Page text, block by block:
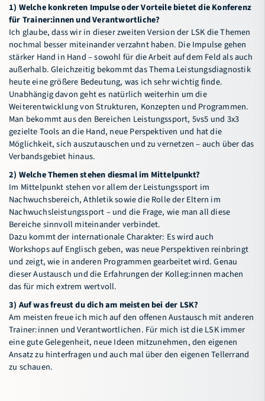
1) Welche konkreten Impulse oder Vorteile bietet die Konferenz
für Trainer:innen und Verantwortliche?
Ich glaube, dass wir in dieser zweiten Version der LSK die Themen
nochmal besser miteinander verzahnt haben. Die Impulse gehen
stärker Hand in Hand – sowohl für die Arbeit auf dem Feld als auch
außerhalb. Gleichzeitig bekommt das Thema Leistungsdiagnostik
heute eine größere Bedeutung, was ich sehr wichtig finde.
Unabhängig davon geht es natürlich weiterhin um die
Weiterentwicklung von Strukturen, Konzepten und Programmen.
Man bekommt aus den Bereichen Leistungssport, 5vs5 und 3x3
gezielte Tools an die Hand, neue Perspektiven und hat die
Möglichkeit, sich auszutauschen und zu vernetzen – auch über das
Verbandsgebiet hinaus.
2) Welche Themen stehen diesmal im Mittelpunkt?
Im Mittelpunkt stehen vor allem der Leistungssport im
Nachwuchsbereich, Athletik sowie die Rolle der Eltern im
Nachwuchsleistungssport – und die Frage, wie man all diese
Bereiche sinnvoll miteinander verbindet.
Dazu kommt der internationale Charakter: Es wird auch
Workshops auf Englisch geben, was neue Perspektiven reinbringt
und zeigt, wie in anderen Programmen gearbeitet wird. Genau
dieser Austausch und die Erfahrungen der Kolleg:innen machen
das für mich extrem wertvoll.
3) Auf was freust du dich am meisten bei der LSK?
Am meisten freue ich mich auf den offenen Austausch mit anderen
Trainer:innen und Verantwortlichen. Für mich ist die LSK immer
eine gute Gelegenheit, neue Ideen mitzunehmen, den eigenen
Ansatz zu hinterfragen und auch mal über den eigenen Tellerrand
zu schauen.